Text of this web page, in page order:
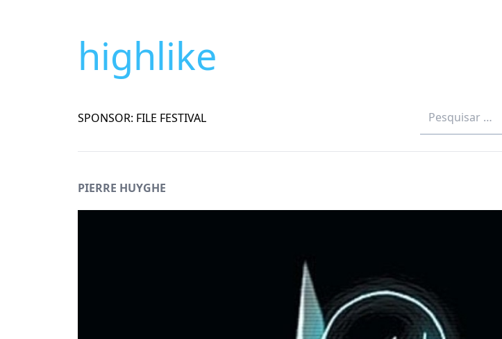
highlike
SPONSOR: FILE FESTIVAL
PIERRE HUYGHE